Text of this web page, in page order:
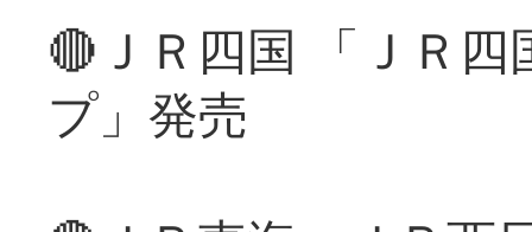
🔴ＪＲ四国 「ＪＲ
プ」発売